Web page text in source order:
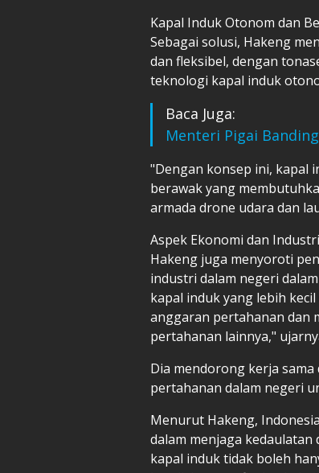
Kapal Induk Otonom dan
Sebagai solusi, Hakeng
dan fleksibel, dengan
teknologi kapal induk
Baca Juga:
Menteri Pigai
"Dengan konsep ini, kapal
berawak yang
armada drone udara dan
Aspek Ekonomi dan
Hakeng juga menyoroti
industri dalam negeri
kapal induk yang lebih
anggaran pertahanan dan
pertahanan lainnya,"
Dia mendorong kerja
pertahanan dalam negeri
Menurut Hakeng,
dalam menjaga
kapal induk tidak boleh